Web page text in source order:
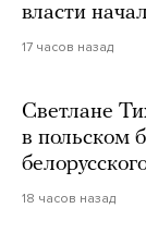
власти
17 часов назад
Светлане
в польском
18 часов назад